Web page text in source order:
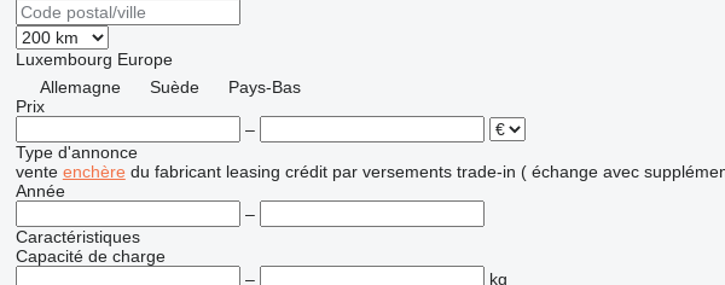
Luxembourg Europe
Allemagne
Suède
Pays-Bas
Prix
–
Type d'annonce
vente enchère du fabricant leasing crédit par versements trade-in ( échange avec
Année
–
Caractéristiques
Capacité de charge
–
kg